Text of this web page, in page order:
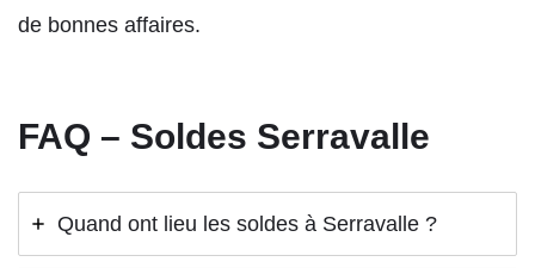
de bonnes affaires.
FAQ – Soldes Serravalle
Quand ont lieu les soldes à Serravalle ?